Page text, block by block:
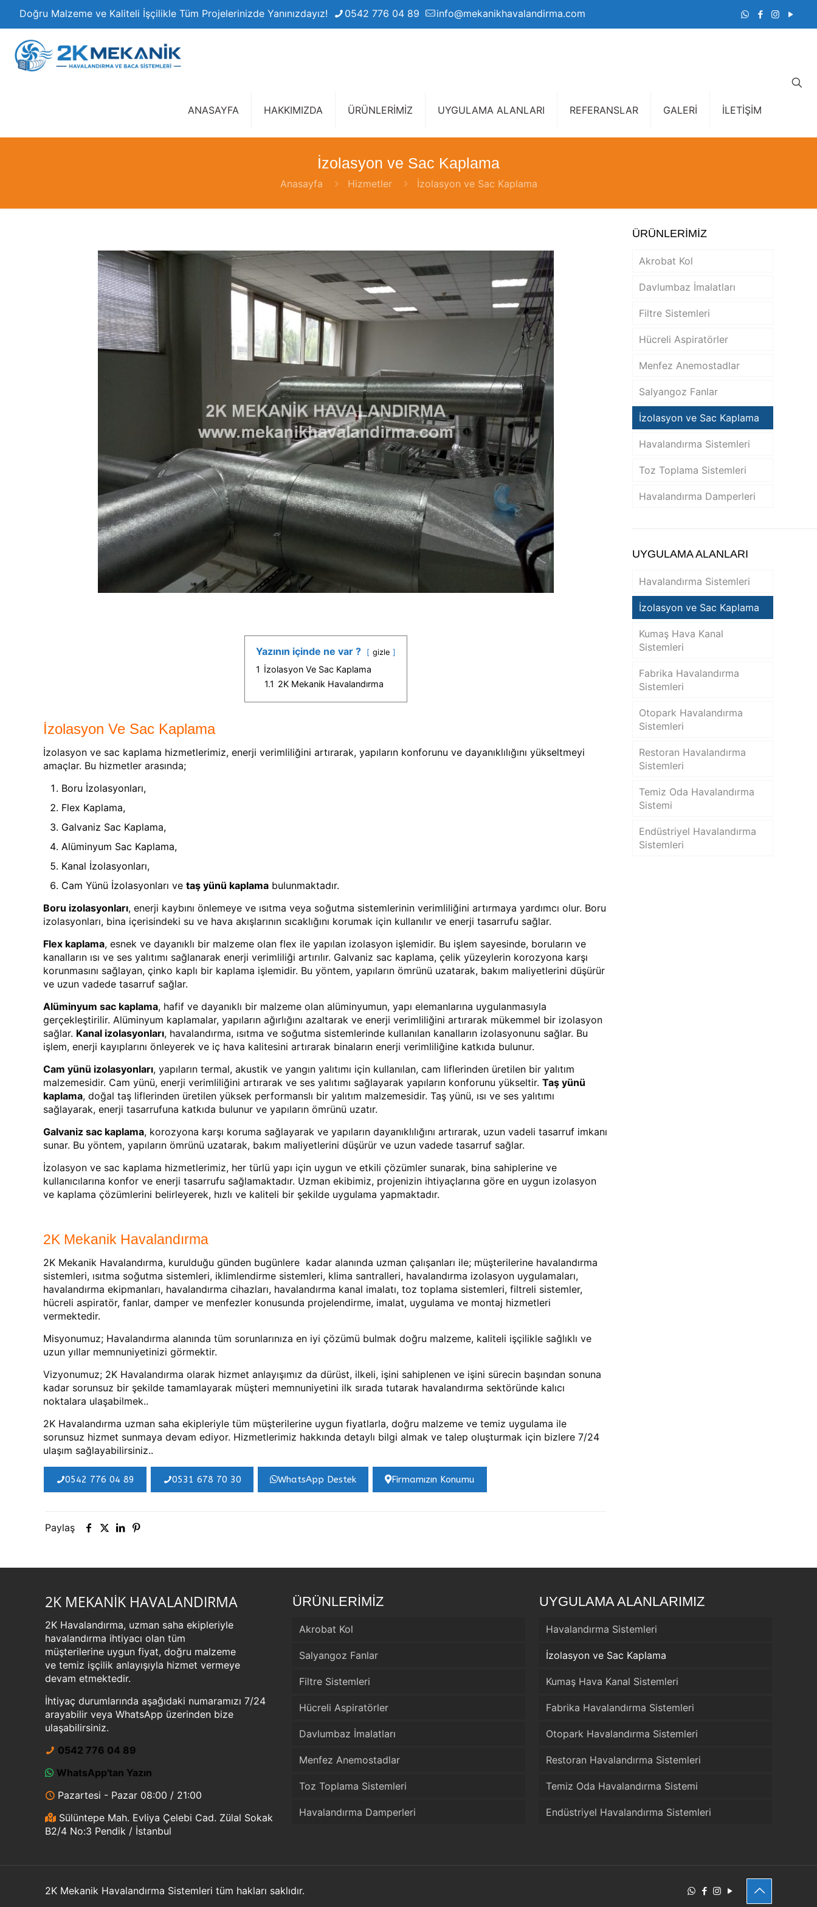
Doğru Malzeme ve Kaliteli İşçilikle Tüm Projelerinizde Yanınızdayız! 0542 776 04 89 info@mekanikhavalandirma.com
ANASAYFA HAKKIMIZDA ÜRÜNLERİMİZ UYGULAMA ALANLARI REFERANSLAR GALERİ İLETİŞİM
İzolasyon ve Sac Kaplama
Anasayfa Hizmetler İzolasyon ve Sac Kaplama
Yazının içinde ne var ? gizle
1 İzolasyon Ve Sac Kaplama
1.1 2K Mekanik Havalandırma
İzolasyon Ve Sac Kaplama
İzolasyon ve sac kaplama hizmetlerimiz, enerji verimliliğini artırarak, yapıların konforunu ve dayanıklılığını yükseltmeyi
amaçlar. Bu hizmetler arasında;
Boru İzolasyonları,
Flex Kaplama,
Galvaniz Sac Kaplama,
Alüminyum Sac Kaplama,
Kanal İzolasyonları,
Cam Yünü İzolasyonları vetaş yünü kaplama bulunmaktadır.
Boru izolasyonları, enerji kaybını önlemeye ve ısıtma veya soğutma sistemlerinin verimliliğini artırmaya yardımcı olur. Boru
izolasyonları, bina içerisindeki su ve hava akışlarının sıcaklığını korumak için kullanılır ve enerji tasarrufu sağlar.
Flex kaplama, esnek ve dayanıklı bir malzeme olan flex ile yapılan izolasyon işlemidir. Bu işlem sayesinde, boruların ve
kanalların ısı ve ses yalıtımı sağlanarak enerji verimliliği artırılır. Galvaniz sac kaplama, çelik yüzeylerin korozyona karşı
korunmasını sağlayan, çinko kaplı bir kaplama işlemidir. Bu yöntem, yapıların ömrünü uzatarak, bakım maliyetlerini düşürür
ve uzun vadede tasarruf sağlar.
Alüminyum sac kaplama, hafif ve dayanıklı bir malzeme olan alüminyumun, yapı elemanlarına uygulanmasıyla
gerçekleştirilir. Alüminyum kaplamalar, yapıların ağırlığını azaltarak ve enerji verimliliğini artırarak mükemmel bir izolasyon
sağlar. Kanal izolasyonları, havalandırma, ısıtma ve soğutma sistemlerinde kullanılan kanalların izolasyonunu sağlar. Bu
işlem, enerji kayıplarını önleyerek ve iç hava kalitesini artırarak binaların enerji verimliliğine katkıda bulunur.
Cam yünü izolasyonları, yapıların termal, akustik ve yangın yalıtımı için kullanılan, cam liflerinden üretilen bir yalıtım
malzemesidir. Cam yünü, enerji verimliliğini artırarak ve ses yalıtımı sağlayarak yapıların konforunu yükseltir.Taş yünü
kaplama, doğal taş liflerinden üretilen yüksek performanslı bir yalıtım malzemesidir. Taş yünü, ısı ve ses yalıtımı
sağlayarak, enerji tasarrufuna katkıda bulunur ve yapıların ömrünü uzatır.
Galvaniz sac kaplama, korozyona karşı koruma sağlayarak ve yapıların dayanıklılığını artırarak, uzun vadeli tasarruf imkanı
sunar. Bu yöntem, yapıların ömrünü uzatarak, bakım maliyetlerini düşürür ve uzun vadede tasarruf sağlar.
İzolasyon ve sac kaplama hizmetlerimiz, her türlü yapı için uygun ve etkili çözümler sunarak, bina sahiplerine ve
kullanıcılarına konfor ve enerji tasarrufu sağlamaktadır. Uzman ekibimiz, projenizin ihtiyaçlarına göre en uygun izolasyon
ve kaplama çözümlerini belirleyerek, hızlı ve kaliteli bir şekilde uygulama yapmaktadır.
2K Mekanik Havalandırma
2K Mekanik Havalandırma, kurulduğu günden bugünlere kadar alanında uzman çalışanları ile; müşterilerine havalandırma
sistemleri, ısıtma soğutma sistemleri, iklimlendirme sistemleri, klima santralleri, havalandırma izolasyon uygulamaları,
havalandırma ekipmanları, havalandırma cihazları, havalandırma kanal imalatı, toz toplama sistemleri, filtreli sistemler,
hücreli aspiratör, fanlar, damper ve menfezler konusunda projelendirme, imalat, uygulama ve montaj hizmetleri
vermektedir.
Misyonumuz; Havalandırma alanında tüm sorunlarınıza en iyi çözümü bulmak doğru malzeme, kaliteli işçilikle sağlıklı ve
uzun yıllar memnuniyetinizi görmektir.
Vizyonumuz; 2K Havalandırma olarak hizmet anlayışımız da dürüst, ilkeli, işini sahiplenen ve işini sürecin başından sonuna
kadar sorunsuz bir şekilde tamamlayarak müşteri memnuniyetini ilk sırada tutarak havalandırma sektöründe kalıcı
noktalara ulaşabilmek..
2K Havalandırma uzman saha ekipleriyle tüm müşterilerine uygun fiyatlarla, doğru malzeme ve temiz uygulama ile
sorunsuz hizmet sunmaya devam ediyor. Hizmetlerimiz hakkında detaylı bilgi almak ve talep oluşturmak için bizlere 7/24
ulaşım sağlayabilirsiniz..
0542 776 04 89 0531 678 70 30 WhatsApp Destek Firmamızın Konumu
Paylaş
ÜRÜNLERİMİZ
Akrobat Kol
Davlumbaz İmalatları
Filtre Sistemleri
Hücreli Aspiratörler
Menfez Anemostadlar
Salyangoz Fanlar
İzolasyon ve Sac Kaplama
Havalandırma Sistemleri
Toz Toplama Sistemleri
Havalandırma Damperleri
UYGULAMA ALANLARI
Havalandırma Sistemleri
İzolasyon ve Sac Kaplama
Kumaş Hava Kanal
Sistemleri
Fabrika Havalandırma
Sistemleri
Otopark Havalandırma
Sistemleri
Restoran Havalandırma
Sistemleri
Temiz Oda Havalandırma
Sistemi
Endüstriyel Havalandırma
Sistemleri
2K MEKANİK HAVALANDIRMA
2K Havalandırma, uzman saha ekipleriyle
havalandırma ihtiyacı olan tüm
müşterilerine uygun fiyat, doğru malzeme
ve temiz işçilik anlayışıyla hizmet vermeye
devam etmektedir.
İhtiyaç durumlarında aşağıdaki numaramızı 7/24
arayabilir veya WhatsApp üzerinden bize
ulaşabilirsiniz.
0542 776 04 89
WhatsApp'tan Yazın
Pazartesi - Pazar 08:00 / 21:00
Sülüntepe Mah. Evliya Çelebi Cad. Zülal Sokak
B2/4 No:3 Pendik / İstanbul
ÜRÜNLERİMİZ
Akrobat Kol
Salyangoz Fanlar
Filtre Sistemleri
Hücreli Aspiratörler
Davlumbaz İmalatları
Menfez Anemostadlar
Toz Toplama Sistemleri
Havalandırma Damperleri
UYGULAMA ALANLARIMIZ
Havalandırma Sistemleri
İzolasyon ve Sac Kaplama
Kumaş Hava Kanal Sistemleri
Fabrika Havalandırma Sistemleri
Otopark Havalandırma Sistemleri
Restoran Havalandırma Sistemleri
Temiz Oda Havalandırma Sistemi
Endüstriyel Havalandırma Sistemleri
2K Mekanik Havalandırma Sistemleri tüm hakları saklıdır.